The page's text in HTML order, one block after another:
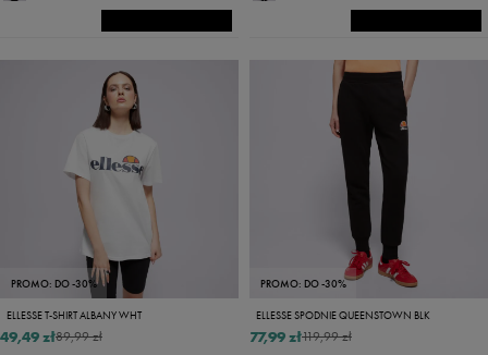
PROMO: DO -30%
ELLESSE T-SHIRT ALBANY WHT
89,99 zł
49,49 zł
PROMO: DO -30%
ELLESSE SPODNIE QUEENSTOWN BLK
119,99 zł
77,99 zł